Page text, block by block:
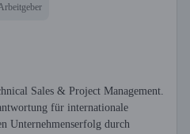
Sales & Project Management.
für internationale
Unternehmenserfolg durch